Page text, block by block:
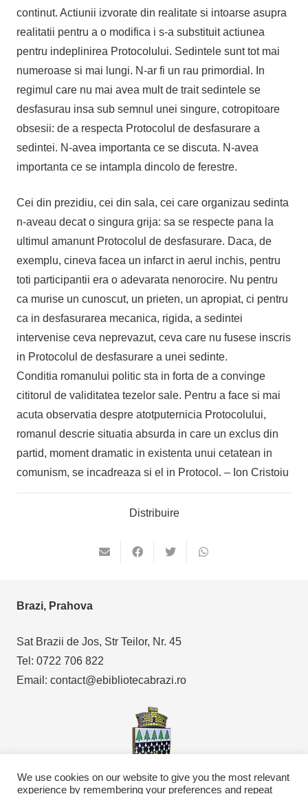
continut. Actiunii izvorate din realitate si intoarse asupra
realitatii pentru a o modifica i s-a substituit actiunea
pentru indeplinirea Protocolului. Sedintele sunt tot mai
numeroase si mai lungi. N-ar fi un rau primordial. In
regimul care nu mai avea mult de trait sedintele se
desfasurau insa sub semnul unei singure, cotropitoare
obsesii: de a respecta Protocolul de desfasurare a
sedintei. N-avea importanta ce se discuta. N-avea
importanta ce se intampla dincolo de ferestre.
Cei din prezidiu, cei din sala, cei care organizau sedinta
n-aveau decat o singura grija: sa se respecte pana la
ultimul amanunt Protocolul de desfasurare. Daca, de
exemplu, cineva facea un infarct in aerul inchis, pentru
toti participantii era o adevarata nenorocire. Nu pentru
ca murise un cunoscut, un prieten, un apropiat, ci pentru
ca in desfasurarea mecanica, rigida, a sedintei
intervenise ceva neprevazut, ceva care nu fusese inscris
in Protocolul de desfasurare a unei sedinte.
Conditia romanului politic sta in forta de a convinge
cititorul de validitatea tezelor sale. Pentru a face si mai
acuta observatia despre atotputernicia Protocolului,
romanul descrie situatia absurda in care un exclus din
partid, moment dramatic in existenta unui cetatean in
comunism, se incadreaza si el in Protocol. – Ion Cristoiu
Distribuire
Brazi, Prahova
Sat Brazii de Jos, Str Teilor, Nr. 45
Tel: 0722 706 822
Email: contact@ebibliotecabrazi.ro
We use cookies on our website to give you the most relevant
experience by remembering your preferences and repeat